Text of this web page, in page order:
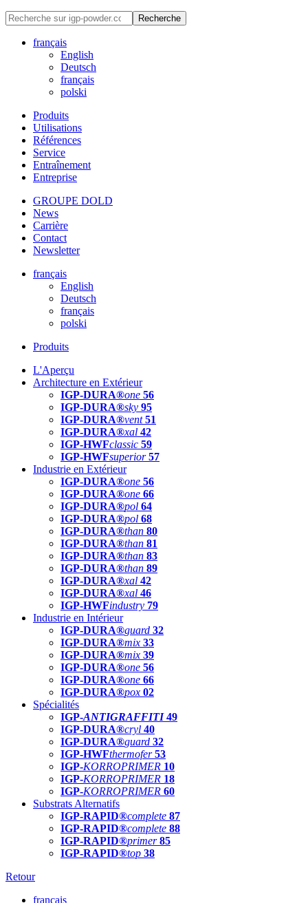
Recherche
français
English
Deutsch
français
polski
Produits
Utilisations
Références
Service
Entraînement
Entreprise
GROUPE DOLD
News
Carrière
Contact
Newsletter
français
English
Deutsch
français
polski
Produits
L'Aperçu
Architecture en Extérieur
IGP-DURA®one 56
IGP-DURA®sky 95
IGP-DURA®vent 51
IGP-DURA®xal 42
IGP-HWFclassic 59
IGP-HWFsuperior 57
Industrie en Extérieur
IGP-DURA®one 56
IGP-DURA®one 66
IGP-DURA®pol 64
IGP-DURA®pol 68
IGP-DURA®than 80
IGP-DURA®than 81
IGP-DURA®than 83
IGP-DURA®than 89
IGP-DURA®xal 42
IGP-DURA®xal 46
IGP-HWFindustry 79
Industrie en Intérieur
IGP-DURA®guard 32
IGP-DURA®mix 33
IGP-DURA®mix 39
IGP-DURA®one 56
IGP-DURA®one 66
IGP-DURA®pox 02
Spécialités
IGP-ANTIGRAFFITI49
IGP-DURA®cryl 40
IGP-DURA®guard 32
IGP-HWFthermofer 53
IGP-KORROPRIMER 10
IGP-KORROPRIMER 18
IGP-KORROPRIMER 60
Substrats Alternatifs
IGP-RAPID®complete 87
IGP-RAPID®complete 88
IGP-RAPID®primer 85
IGP-RAPID®top 38
Retour
français